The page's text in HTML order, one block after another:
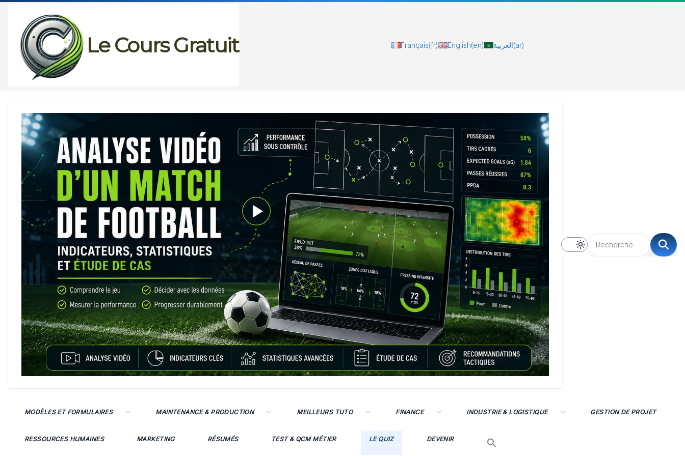
contenu
Le Cours Gratuit Français(fr) English(en) العربية(ar)
MODÈLES ET FORMULAIRES MAINTENANCE & PRODUCTION MEILLEURS TUTO FINANCE INDUSTRIE & LOGISTIQUE GESTION DE PROJET
RESSOURCES HUMAINES MARKETING RÉSUMÉS TEST & QCM MÉTIER LE QUIZ DEVENIR